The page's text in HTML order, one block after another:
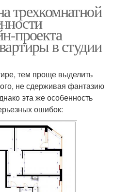
трехкомнатной
проекта
в студии
тем проще выделить
не сдерживая фантазию
эта же особенность
ошибок: